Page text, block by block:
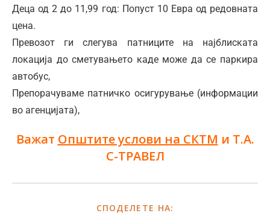
Деца од 2 до 11,99 год: Попуст 10 Евра од редовната
цена.
Превозот ги слегува патниците на најблиската
локација до сметувањето каде може да се паркира
автобус,
Препорачуваме патничко осигурување (информации
во агенцијата),
Важат Општите услови на СКТМ и Т.А.
С-ТРАВЕЛ
СПОДЕЛЕТЕ НА: